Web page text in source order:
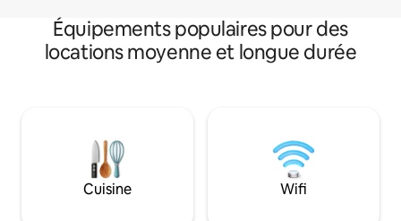
Équipements populaires pour des
locations moyenne et longue durée
Cuisine Wifi